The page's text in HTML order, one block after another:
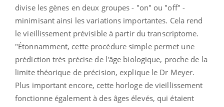
divise les gènes en deux groupes - "on" ou "off" -
minimisant ainsi les variations importantes. Cela rend
le vieillissement prévisible à partir du transcriptome.
"Étonnamment, cette procédure simple permet une
prédiction très précise de l'âge biologique, proche de la
limite théorique de précision, explique le Dr Meyer.
Plus important encore, cette horloge de vieillissement
fonctionne également à des âges élevés, qui étaient